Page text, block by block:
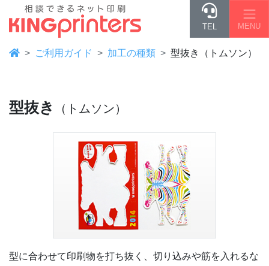
TEL MENU
ご利用ガイド 加工の種類 型抜き（トムソン）
型抜き （トムソン）
型に合わせて印刷物を打ち抜く、切り込みや筋を入れるな